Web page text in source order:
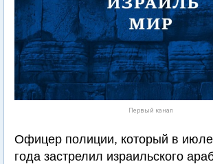
Первый канал
Офицер полиции, который в
года застрелил израильского